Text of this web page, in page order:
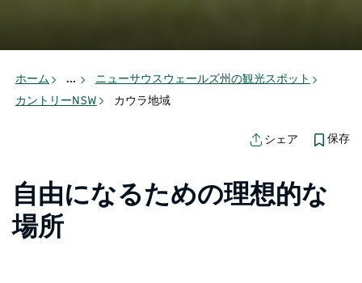
ホーム ...
ニューサウスウェールズ州の観光スポット
カントリーNSW
カウラ地域
シェア 保存
自由になるための理想的な
場所